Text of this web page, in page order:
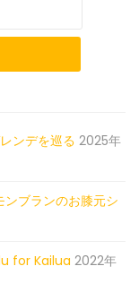
ンデを巡る 2025年
ブランのお膝元シ
for Kailua 2022年